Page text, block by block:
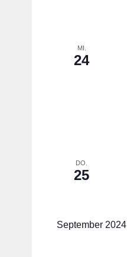
MI.
24
DO.
25
September 2024